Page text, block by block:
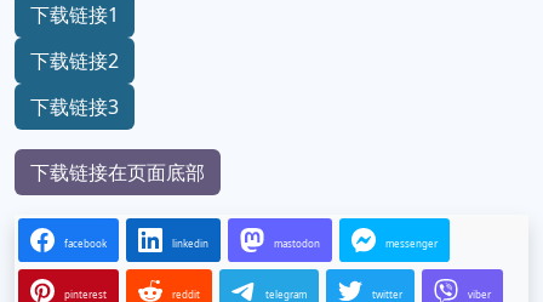
下载链接1
下载链接2
下载链接3
下载链接在页面底部
facebook linkedin mastodon messenger
pinterest reddit telegram twitter viber